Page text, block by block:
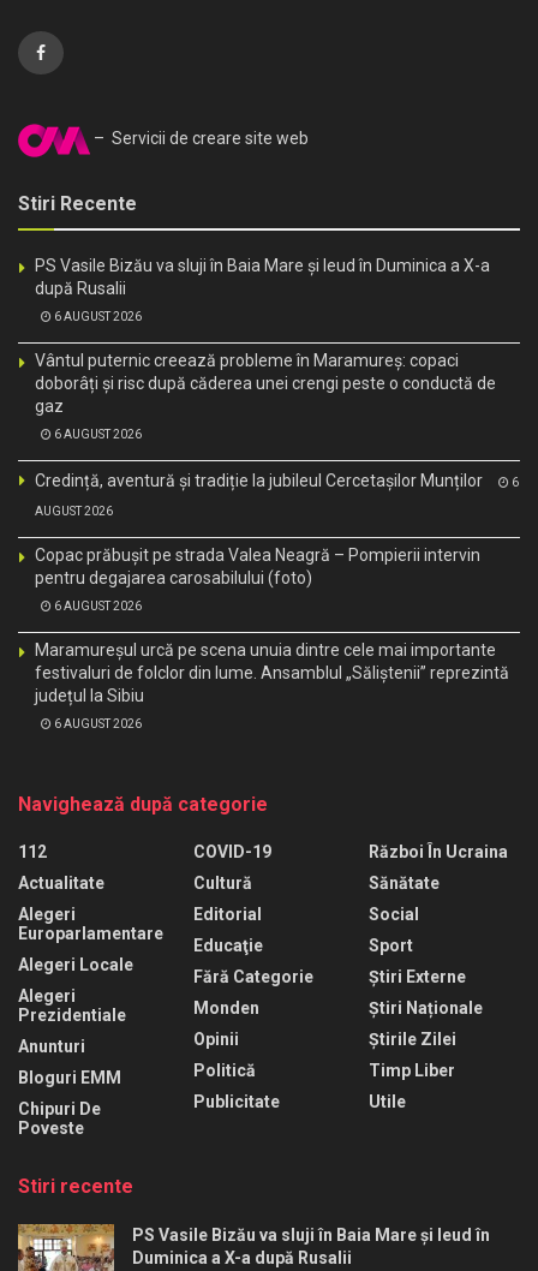
– Servicii de creare site web
Stiri Recente
PS Vasile Bizău va sluji în Baia Mare și Ieud în Duminica a X-a
după Rusalii
6 AUGUST 2026
Vântul puternic creează probleme în Maramureș: copaci
doborâți și risc după căderea unei crengi peste o conductă de
gaz
6 AUGUST 2026
Credință, aventură și tradiție la jubileul Cercetașilor Munților 6
AUGUST 2026
Copac prăbușit pe strada Valea Neagră – Pompierii intervin
pentru degajarea carosabilului (foto)
6 AUGUST 2026
Maramureșul urcă pe scena unuia dintre cele mai importante
festivaluri de folclor din lume. Ansamblul „Săliștenii” reprezintă
județul la Sibiu
6 AUGUST 2026
Navighează după categorie
112
Actualitate
Alegeri
Europarlamentare
Alegeri Locale
Alegeri
Prezidentiale
Anunturi
Bloguri EMM
Chipuri De
Poveste
COVID-19
Cultură
Editorial
Educaţie
Fără Categorie
Monden
Opinii
Politică
Publicitate
Război În Ucraina
Sănătate
Social
Sport
Știri Externe
Știri Naționale
Știrile Zilei
Timp Liber
Utile
Stiri recente
PS Vasile Bizău va sluji în Baia Mare și Ieud în
Duminica a X-a după Rusalii